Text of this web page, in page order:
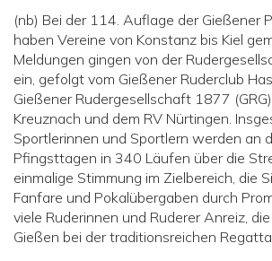
(nb) Bei der 114. Auflage der Gießener
haben Vereine von Konstanz bis Kiel
Meldungen gingen von der
ein, gefolgt vom Gießener Ruderclub
Gießener Rudergesellschaft 1877
Kreuznach und dem RV Nürtingen.
Sportlerinnen und Sportlern werden an
Pfingsttagen in 340 Läufen über die
einmalige Stimmung im Zielbereich, die
Fanfare und Pokalübergaben durch
viele Ruderinnen und Ruderer Anreiz,
Gießen bei der traditionsreichen